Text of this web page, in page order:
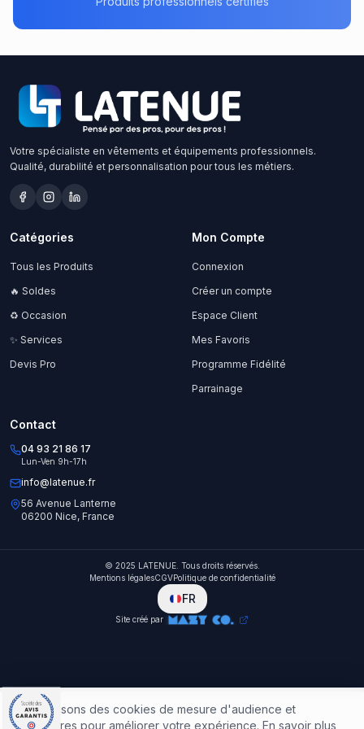
Nous utilisons des cookies de mesure d'audience et
publicitaires pour améliorer votre expérience. En savoir plus
Votre spécialiste en vêtements et équipements professionnels.
Qualité, durabilité et personnalisation pour tous les métiers.
Catégories
Tous les Produits
🔥 Soldes
♻️ Occasion
✨ Services
Devis Pro
Mon Compte
Connexion
Créer un compte
Espace Client
Mes Favoris
Programme Fidélité
Parrainage
Contact
04 93 21 86 17
Lun-Ven 9h-17h
info@latenue.fr
56 Avenue Lanterne
06200 Nice, France
© 2025 LATENUE. Tous droits réservés.
Mentions légalesCGVPolitique de confidentialité
FR
Site créé par